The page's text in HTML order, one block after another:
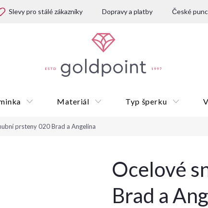
Slevy pro stálé zákazníky Dopravy a platby České
Materiál Typ šperku
Dárkové poukazy
prsteny 020 Brad a Angelina
Ocelové
Brad a